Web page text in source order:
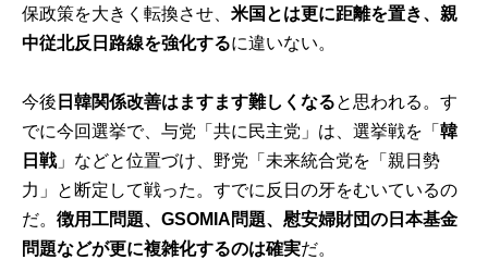
保政策を大きく転換させ、米国とは更に距離を置き、親
中従北反日路線を強化するに違いない。
今後 日韓関係改善はますます難しくなると思われる。す
でに今回選挙で、与党「共に民主党」は、選挙戦を「韓
日戦」などと位置づけ、野党「未来統合党を「親日勢
力」と断定して戦った。すでに反日の牙をむいているの
だ。徴用工問題、GSOMIA問題、慰安婦財団の日本基金
問題などが更に複雑化するのは確実だ。